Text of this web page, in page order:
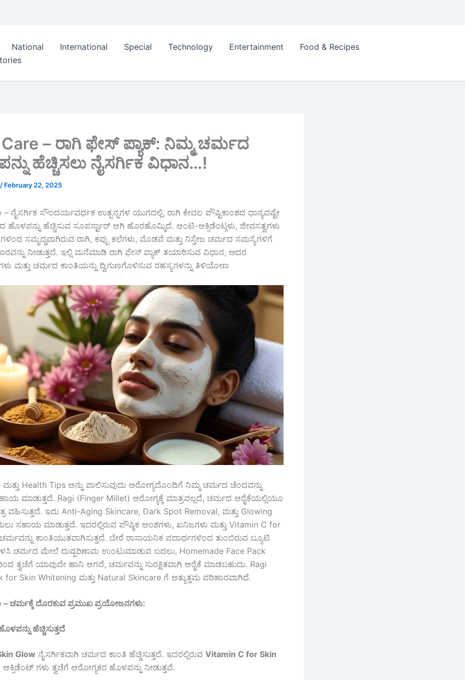
National International Special Technology Entertainment
Food & Recipes
– ರಾಗಿ ಫೇಸ್ ಪ್ಯಾಕ್: ನಿಮ್ಮ ಚರ್ಮದ
ಹೆಚ್ಚಿಸಲು ನೈಸರ್ಗಿಕ ವಿಧಾನ…!
/ February 22, 2025
– ನೈಸರ್ಗಿಕ ಸೌಂದರ್ಯವರ್ಧಕ ಉತ್ಪನ್ನಗಳ ಯುಗದಲ್ಲಿ, ರಾಗಿ ಕೇವಲ ಪೌಷ್ಟಿಕಾಂಶದ ಧಾನ್ಯವಷ್ಟೇ
ಹೊಳಪನ್ನು ಹೆಚ್ಚಿಸುವ ಸೂಪರ್ಸ್ಟಾರ್ ಆಗಿ ಹೊರಹೊಮ್ಮಿದೆ. ಆಂಟಿ-ಆಕ್ಸಿಡೆಂಟ್ಗಳು, ಜೀವಸತ್ವಗಳು
ಸಮೃದ್ಧವಾಗಿರುವ ರಾಗಿ, ಕಪ್ಪು ಕಲೆಗಳು, ಮೊಡವೆ ಮತ್ತು ನಿಸ್ತೇಜ ಚರ್ಮದ ಸಮಸ್ಯೆಗಳಿಗೆ
ನೀಡುತ್ತದೆ. ಇಲ್ಲಿ ಮನೆಮಾಡಿ ರಾಗಿ ಫೇಸ್ ಪ್ಯಾಕ್ ತಯಾರಿಸುವ ವಿಧಾನ, ಅದರ
ಮತ್ತು ಚರ್ಮದ ಕಾಂತಿಯನ್ನು ದ್ವಿಗುಣಗೊಳಿಸುವ ರಹಸ್ಯಗಳನ್ನು ತಿಳಿಯೋಣ
ಮತ್ತು Health Tips ಅನ್ನು ಪಾಲಿಸುವುದು ಆರೋಗ್ಯದೊಂದಿಗೆ ನಿಮ್ಮ ಚರ್ಮದ ಚೆಂದವನ್ನು
ಮಾಡುತ್ತದೆ. Ragi (Finger Millet) ಆರೋಗ್ಯಕ್ಕೆ ಮಾತ್ರವಲ್ಲದೆ, ಚರ್ಮದ ಆರೈಕೆಯಲ್ಲಿಯೂ
ವಹಿಸುತ್ತದೆ. ಇದು Anti-Aging Skincare, Dark Spot Removal, ಮತ್ತು Glowing
ಸಹಾಯ ಮಾಡುತ್ತದೆ. ಇದರಲ್ಲಿರುವ ಪೌಷ್ಠಿಕ ಅಂಶಗಳು, ಖನಿಜಗಳು ಮತ್ತು Vitamin C for
ಕಾಂತಿಯುತವಾಗಿಸುತ್ತದೆ. ಬೇರೆ ರಾಸಾಯನಿಕ ಪದಾರ್ಥಗಳಿಂದ ತುಂಬಿರುವ ಬ್ಯೂಟಿ
ಚರ್ಮದ ಮೇಲೆ ದುಷ್ಪರಿಣಾಮ ಉಂಟುಮಾಡುವ ಬದಲು, Homemade Face Pack
ತ್ವಚೆಗೆ ಯಾವುದೇ ಹಾನಿ ಆಗದೆ, ಚರ್ಮವನ್ನು ಸುರಕ್ಷಿತವಾಗಿ ಆರೈಕೆ ಮಾಡಬಹುದು. Ragi
for Skin Whitening ಮತ್ತು Natural Skincare ಗೆ ಅತ್ಯುತ್ತಮ ಪರಿಹಾರವಾಗಿದೆ.
– ಚರ್ಮಕ್ಕೆ ದೊರಕುವ ಪ್ರಮುಖ ಪ್ರಯೋಜನಗಳು:
ಹೆಚ್ಚಿಸುತ್ತದೆ
Glow ನೈಸರ್ಗಿಕವಾಗಿ ಚರ್ಮದ ಕಾಂತಿ ಹೆಚ್ಚಿಸುತ್ತದೆ. ಇದರಲ್ಲಿರುವ Vitamin C for Skin
ಗಳು ತ್ವಚೆಗೆ ಆರೋಗ್ಯಕರ ಹೊಳಪನ್ನು ನೀಡುತ್ತವೆ.